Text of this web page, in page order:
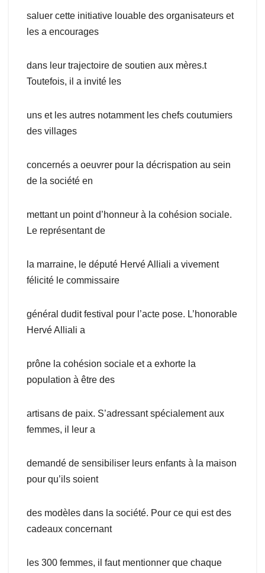
saluer cette initiative louable des organisateurs et
les a encourages
dans leur trajectoire de soutien aux mères.t
Toutefois, il a invité les
uns et les autres notamment les chefs coutumiers
des villages
concernés a oeuvrer pour la décrispation au sein
de la société en
mettant un point d’honneur à la cohésion sociale.
Le représentant de
la marraine, le député Hervé Alliali a vivement
félicité le commissaire
général dudit festival pour l’acte pose. L’honorable
Hervé Alliali a
prône la cohésion sociale et a exhorte la
population à être des
artisans de paix. S’adressant spécialement aux
femmes, il leur a
demandé de sensibiliser leurs enfants à la maison
pour qu’ils soient
des modèles dans la société. Pour ce qui est des
cadeaux concernant
les 300 femmes, il faut mentionner que chaque